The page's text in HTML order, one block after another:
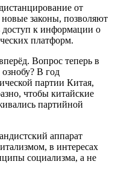
от
новые законы, позволяют
доступ к информации о
платформ.
Вопрос теперь в
В год
партии Китая,
чтобы китайские
партийной
аппарат
в интересах
социализма, а не